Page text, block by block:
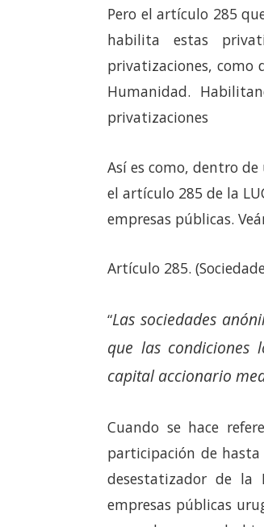
Pero el artículo 285
habilita estas
privatizaciones, como
Humanidad.
privatizaciones
Así es como, dentro
el artículo 285 de la
empresas públicas.
Artículo 285.
“Las sociedades
que las
capital accionario
Cuando se hace
participación de
desestatizador de
empresas públicas